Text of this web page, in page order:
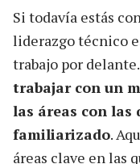
Si todavía estás
liderazgo técnico
trabajo por
trabajar con un
las áreas con las
familiarizado.
áreas clave en las